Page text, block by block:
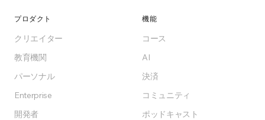
in, no surprises.
Get Started for Free
Free forever on Free plan
プロダクト
クリエイター
教育機関
パーソナル
Enterprise
開発者
機能
コース
AI
決済
コミュニティ
ポッドキャスト